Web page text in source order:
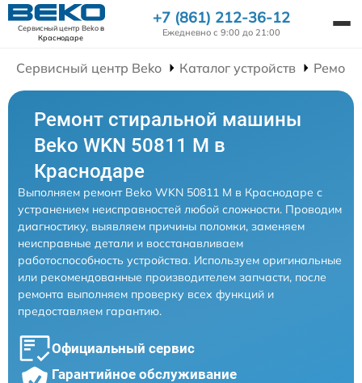
Сервисный центр Bekoв
Краснодаре
+7 (861) 212-36-12
Ежедневно с 9:00 до 21:00
Сервисный центр Beko Каталог устройств
Ремонт стиральной машины
Beko WKN 50811 M в
Краснодаре
Выполняем ремонт Beko WKN 50811 M в Краснодаре с
устранением неисправностей любой сложности. Проводим
диагностику, выявляем причины поломки, заменяем
неисправные детали и восстанавливаем
работоспособность устройства. Используем оригинальные
или рекомендованные производителем запчасти, после
ремонта выполняем проверку всех функций и
предоставляем гарантию.
Официальный сервис
Гарантийное обслуживание